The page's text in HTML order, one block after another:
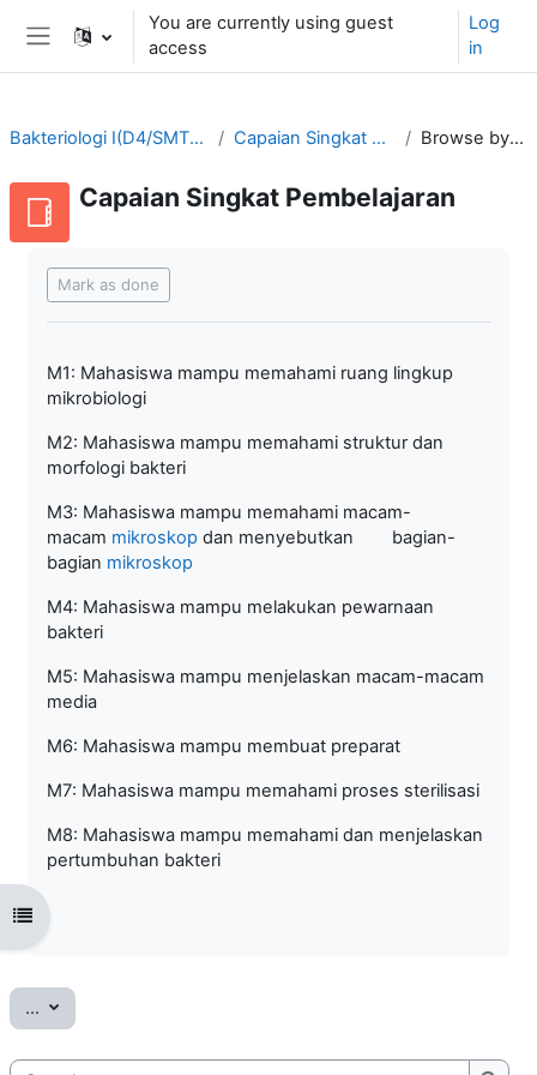
Skip to main content
Side panel
You are currently using guest
access
Log
in
Open course index
Bakteriologi I(D4/SMT3-2021/2022) Capaian Singkat Pembelajaran Browse by alphabet
Capaian Singkat Pembelajaran
Mark as done
M1: Mahasiswa mampu memahami ruang lingkup
mikrobiologi
M2: Mahasiswa mampu memahami struktur dan
morfologi bakteri
M3: Mahasiswa mampu memahami macam-
macam mikroskop dan menyebutkan bagian-
bagian mikroskop
M4: Mahasiswa mampu melakukan pewarnaan
bakteri
M5: Mahasiswa mampu menjelaskan macam-macam
media
M6: Mahasiswa mampu membuat preparat
M7: Mahasiswa mampu memahami proses sterilisasi
M8: Mahasiswa mampu memahami dan menjelaskan
pertumbuhan bakteri
... Export entries
Search